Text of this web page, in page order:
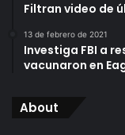
Filtran video de
13 de febrero de 2021
Investiga FBI a
vacunaron en
About